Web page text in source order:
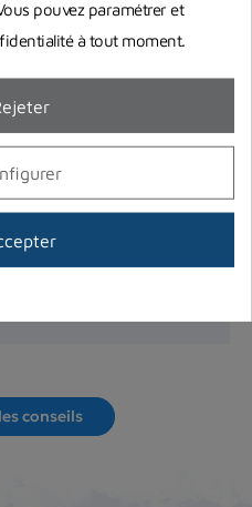
de chasse sous-
arbalète de chasse
disponible sur le
conseils
pouvez paramétrer et
à tout moment.